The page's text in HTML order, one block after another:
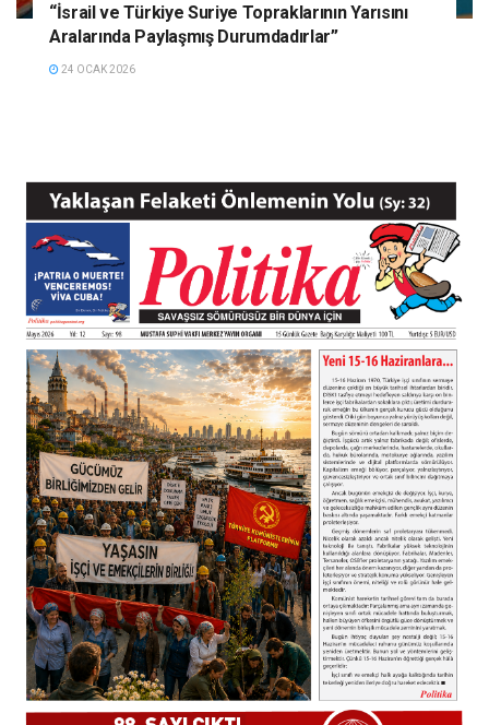
“İsrail ve Türkiye Suriye Topraklarının Yarısını
Aralarında Paylaşmış Durumdadırlar”
24 OCAK 2026